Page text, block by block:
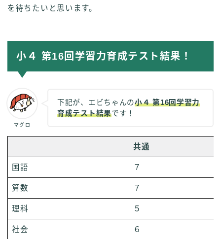
を待ちたいと思います。
小４ 第16回学習力育成テスト結果！
マグロ
下記が、エビちゃんの小４ 第16回学習力
育成テスト結果です！
共通
国語 ７
算数 ７
理科 ５
社会 ６